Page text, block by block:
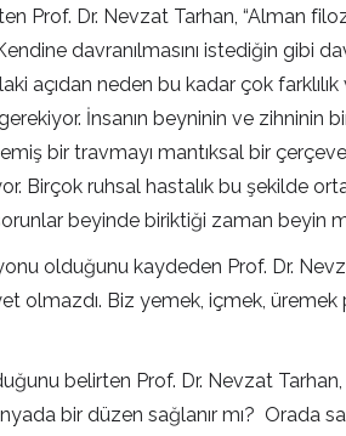
Prof. Dr. Nevzat Tarhan, “Alman
davranılmasını istediğin gibi
açıdan neden bu kadar çok
İnsanın beyninin ve zihninin
bir travmayı mantıksal bir
Birçok ruhsal hastalık bu şekilde
beyinde biriktiği zaman beyin
olduğunu kaydeden Prof. Dr.
olmazdı. Biz yemek, içmek,
belirten Prof. Dr. Nevzat
bir düzen sağlanır mı? Orada